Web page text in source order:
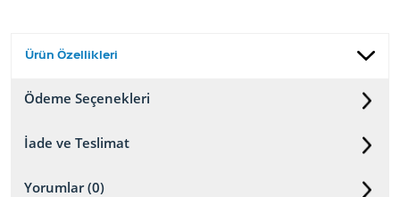
Ürün Özellikleri
Ödeme Seçenekleri
İade ve Teslimat
Yorumlar (0)